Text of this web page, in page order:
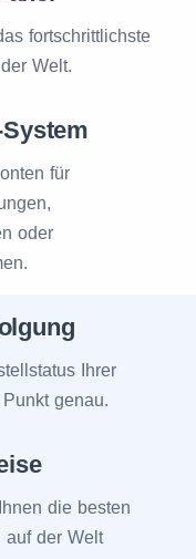
fortschrittlichste
Welt.
für
oder
Ihrer
genau.
die besten
auf der Welt